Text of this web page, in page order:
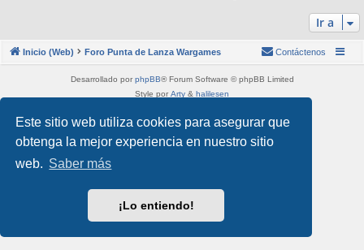
Este sitio web utiliza cookies para asegurar que
obtenga la mejor experiencia en nuestro sitio
web. Saber más
¡Lo entiendo!
Ir a
Inicio (Web) Foro Punta de Lanza Wargames Contáctenos
Desarrollado por phpBB® Forum Software © phpBB Limited
Style por Arty & halilesen
Privacidad| Condiciones